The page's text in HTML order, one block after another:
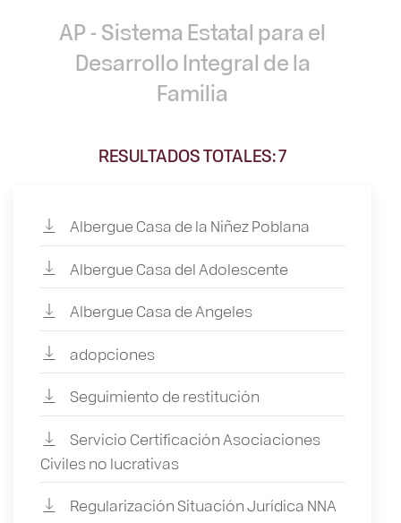
AP - Sistema Estatal para el
Desarrollo Integral de la
Familia
RESULTADOS TOTALES: 7
Albergue Casa de la Niñez Poblana
Albergue Casa del Adolescente
Albergue Casa de Angeles
adopciones
Seguimiento de restitución
Servicio Certificación Asociaciones
Civiles no lucrativas
Regularización Situación Jurídica NNA